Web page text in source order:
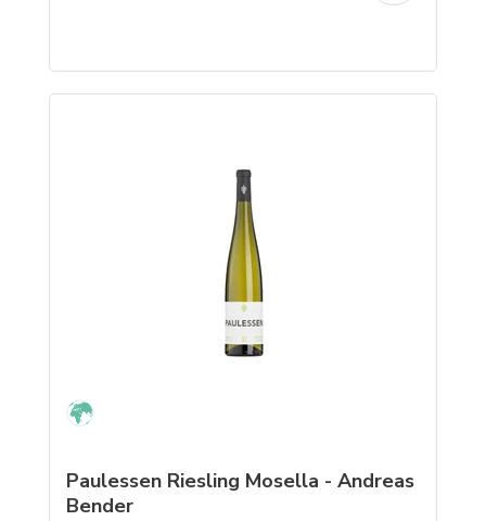
Paulessen Riesling Mosella - Andreas
Bender